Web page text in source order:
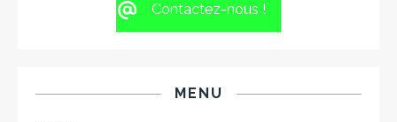
Contactez-nous !
MENU